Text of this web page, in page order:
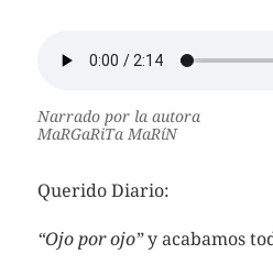
Narrado por la autora
MaRGaRiTa MaRíN
Querido Diario:
“Ojo por ojo”y acabamos